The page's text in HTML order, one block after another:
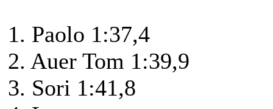
1. Paolo 1:37,4
2. Auer Tom 1:39,9
3. Sori 1:41,8